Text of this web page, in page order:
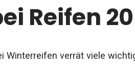
Reifen
Winterreifen verrät viele